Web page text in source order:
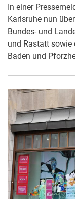
In einer
Karlsruhe nun
Bundes- und
und Rastatt sowie
Baden und